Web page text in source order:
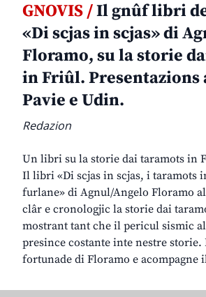
GNOVIS /Il gnûf libri
«Di scjas in scjas» di
Floramo, su la storie
in Friûl. Presentazions
Pavie e Udin.
Redazion
Un libri su la storie dai taramots in
Il libri «Di scjas in scjas, i taramots
furlane» di Agnul/Angelo Floramo
clâr e cronologjic la storie dai
mostrant tant che il pericul sismic
presince costante inte nestre storie.
fortunade di Floramo e acompagne